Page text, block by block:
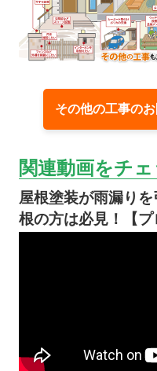
その他の工事の
関連動画をチェ
屋根塗装が雨漏り
根の方は必見！【プ